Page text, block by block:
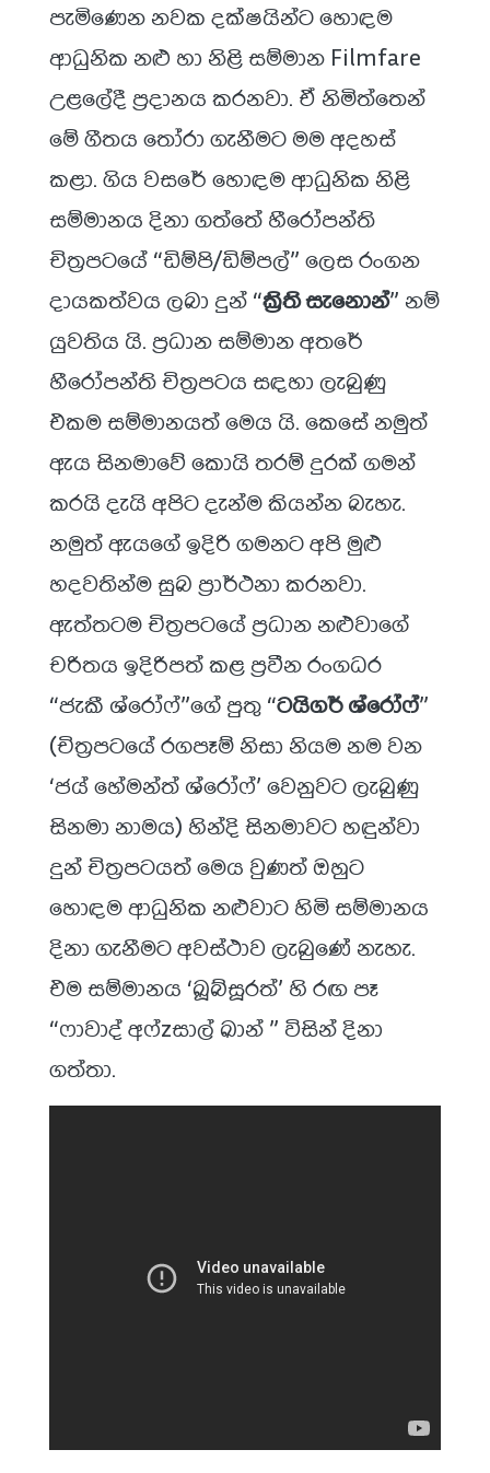
පැමිණෙන නවක දක්ෂයින්ට හොඳම
ආධුනික නළු හා නිළි සම්මාන Filmfare
උළලේදී ප්‍රදානය කරනවා. ඒ නිමිත්තෙන්
මේ ගීතය තෝරා ගැනීමට මම අදහස්
කළා. ගිය වසරේ හොඳම ආධුනික නිළි
සම්මානය දිනා ගත්තේ හීරෝපන්ති
චිත්‍රපටයේ “ඩිම්පි/ඩිම්පල්” ලෙස රංගන
දායකත්වය ලබා දුන් “ක්‍රිති සැනොන්” නම්
යුවතිය යි. ප්‍රධාන සම්මාන අතරේ
හීරෝපන්ති චිත්‍රපටය සඳහා ලැබුණු
එකම සම්මානයත් මෙය යි. කෙසේ නමුත්
ඇය සිනමාවේ කොයි තරම් දුරක් ගමන්
කරයි දැයි අපිට දැන්ම කියන්න බැහැ.
නමුත් ඇයගේ ඉදිරි ගමනට අපි මුළු
හදවතින්ම සුබ ප්‍රාර්ථනා කරනවා.
ඇත්තටම චිත්‍රපටයේ ප්‍රධාන නළුවාගේ
චරිතය ඉදිරිපත් කළ ප්‍රවීන රංගධර
“ජැකී ශ්රෝෆ්”ගේ පුතු “ටයිගර් ශ්රෝෆ්”
(චිත්‍රපටයේ රගපෑම් නිසා නියම නම වන
‘ජය් හේමන්ත් ශ්රෝෆ්’ වෙනුවට ලැබුණු
සිනමා නාමය) හින්දි සිනමාවට හඳුන්වා
දුන් චිත්‍රපටයත් මෙය වුණත් ඔහුට
හොඳම ආධුනික නළුවාට හිමි සම්මානය
දිනා ගැනීමට අවස්ථාව ලැබුණේ නැහැ.
එම සම්මානය ‘ඛූබ්සූරත්’ හි රඟ පෑ
“ෆාවාද් අෆ්zසාල් ඛාන් ” විසින් දිනා
ගත්තා.